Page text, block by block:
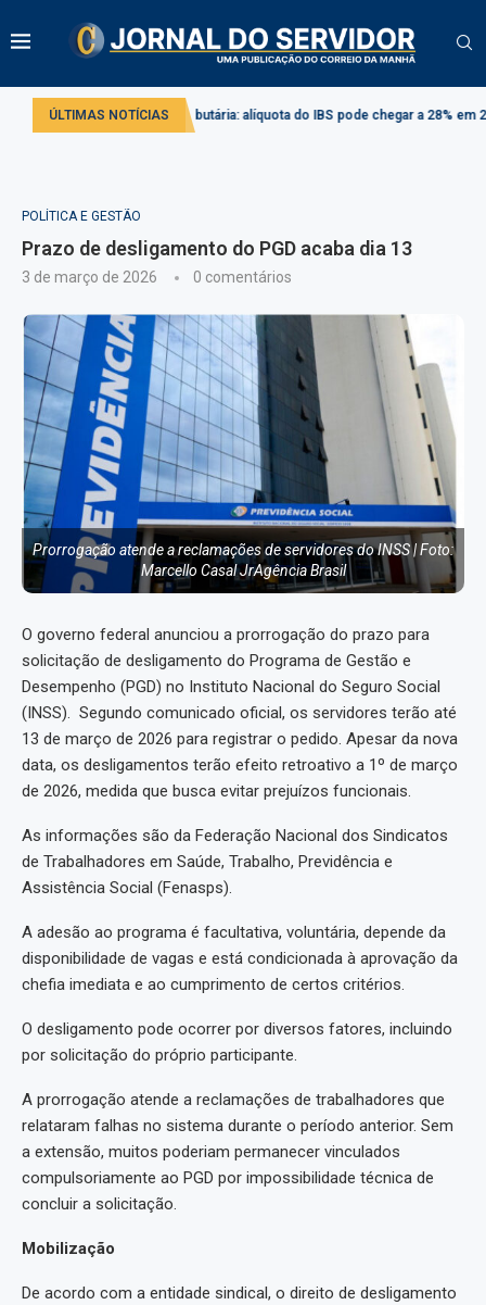
ÚLTIMAS NOTÍCIAS
Reforma tributária: alíquota do IBS pode chegar a 28% em 2033
POLÍTICA E GESTÃO
Prazo de desligamento do PGD acaba dia 13
3 de março de 2026 0 comentários
Prorrogação atende a reclamações de servidores do INSS | Foto:
Marcello Casal JrAgência Brasil
O governo federal anunciou a prorrogação do prazo para
solicitação de desligamento do Programa de Gestão e
Desempenho (PGD) no Instituto Nacional do Seguro Social
(INSS). Segundo comunicado oficial, os servidores terão até
13 de março de 2026 para registrar o pedido. Apesar da nova
data, os desligamentos terão efeito retroativo a 1º de março
de 2026, medida que busca evitar prejuízos funcionais.
As informações são da Federação Nacional dos Sindicatos
de Trabalhadores em Saúde, Trabalho, Previdência e
Assistência Social (Fenasps).
A adesão ao programa é facultativa, voluntária, depende da
disponibilidade de vagas e está condicionada à aprovação da
chefia imediata e ao cumprimento de certos critérios.
O desligamento pode ocorrer por diversos fatores, incluindo
por solicitação do próprio participante.
A prorrogação atende a reclamações de trabalhadores que
relataram falhas no sistema durante o período anterior. Sem
a extensão, muitos poderiam permanecer vinculados
compulsoriamente ao PGD por impossibilidade técnica de
concluir a solicitação.
Mobilização
De acordo com a entidade sindical, o direito de desligamento